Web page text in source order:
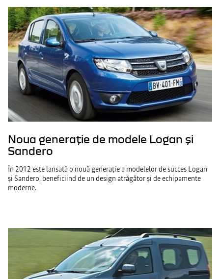
Noua generație de modele Logan și
Sandero
În 2012 este lansată o nouă generație a modelelor de succes Logan
și Sandero, beneficiind de un design atrăgător și de echipamente
moderne.